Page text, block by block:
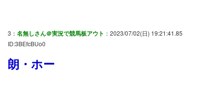
3： 名無しさん＠実況で競馬板アウト ：2023/07/02(日) 19:21:41.85
ID:3BEfcBUo0
朗・ホー